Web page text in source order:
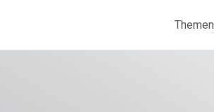
Themen